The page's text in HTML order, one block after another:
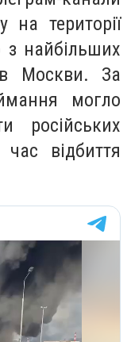
території
найбільших
Москви. За
могло
російських
відбиття